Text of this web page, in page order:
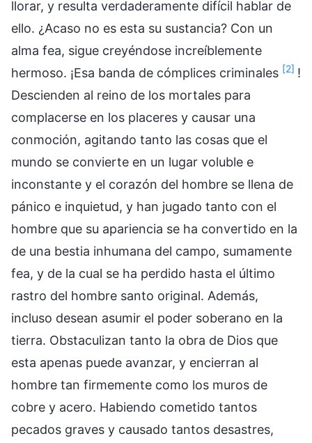
llorar, y resulta verdaderamente difícil hablar de
ello. ¿Acaso no es esta su sustancia? Con un
alma fea, sigue creyéndose increíblemente
hermoso. ¡Esa banda de cómplices criminales [2] !
Descienden al reino de los mortales para
complacerse en los placeres y causar una
conmoción, agitando tanto las cosas que el
mundo se convierte en un lugar voluble e
inconstante y el corazón del hombre se llena de
pánico e inquietud, y han jugado tanto con el
hombre que su apariencia se ha convertido en la
de una bestia inhumana del campo, sumamente
fea, y de la cual se ha perdido hasta el último
rastro del hombre santo original. Además,
incluso desean asumir el poder soberano en la
tierra. Obstaculizan tanto la obra de Dios que
esta apenas puede avanzar, y encierran al
hombre tan firmemente como los muros de
cobre y acero. Habiendo cometido tantos
pecados graves y causado tantos desastres,